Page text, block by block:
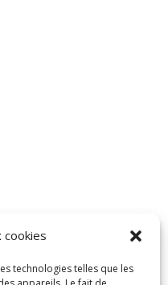
cookies
technologies telles que les